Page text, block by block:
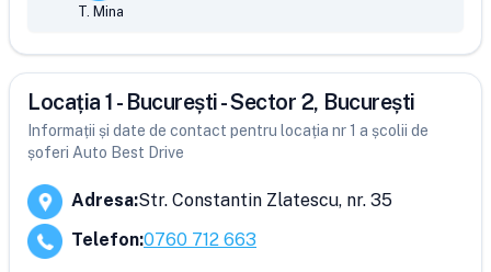
T. Mina
Locația 1 - București - Sector 2, București
Informații și date de contact pentru locația nr 1 a școlii de
șoferi Auto Best Drive
Adresa:Str. Constantin Zlatescu, nr. 35
Telefon:0760 712 663